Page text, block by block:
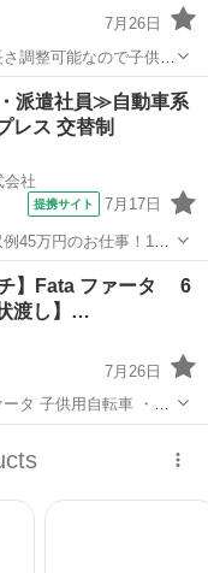
7月26日
調整可能なので子供、
無印良品
派遣社員≫自動車系
レス 交替制
会社
提携サイト 7月17日
45万円のお仕事！1年
つくりませんか？ お
SUV新車製造に関わる
チ】Fata ファータ 6
渡し】…
7月26日